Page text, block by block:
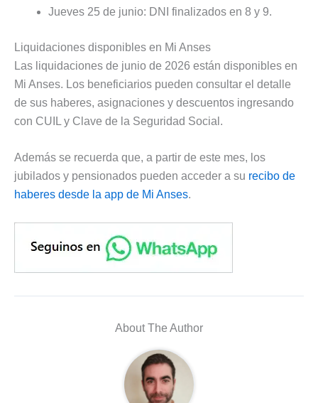
Jueves 25 de junio: DNI finalizados en 8 y 9.
Liquidaciones disponibles en Mi Anses
Las liquidaciones de junio de 2026 están disponibles en
Mi Anses. Los beneficiarios pueden consultar el detalle
de sus haberes, asignaciones y descuentos ingresando
con CUIL y Clave de la Seguridad Social.
Además se recuerda que, a partir de este mes, los
jubilados y pensionados pueden acceder a su recibo de
haberes desde la app de Mi Anses.
About The Author